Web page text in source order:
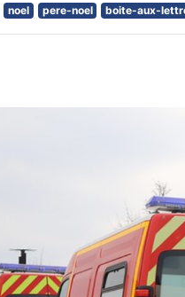
noel pere-noel boite-aux-